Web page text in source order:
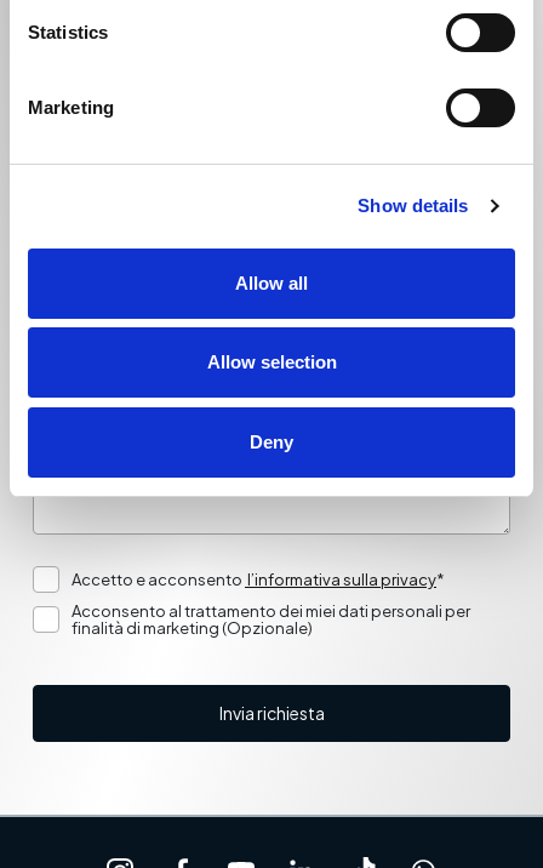
Statistics
Marketing
Show details
Allow all
Allow selection
Deny
E-mail *
Telefono *
Accetto e acconsento l’informativa sulla privacy*
Acconsento al trattamento dei miei dati personali per
finalità di marketing (Opzionale)
Invia richiesta